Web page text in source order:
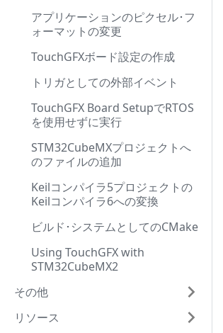
アプリケーションのピクセル･フ
ォーマットの変更
TouchGFXボード設定の作成
トリガとしての外部イベント
TouchGFX Board SetupでRTOS
を使用せずに実行
STM32CubeMXプロジェクトへ
のファイルの追加
Keilコンパイラ5プロジェクトの
Keilコンパイラ6への変換
ビルド･システムとしてのCMake
Using TouchGFX with
STM32CubeMX2
その他
リソース